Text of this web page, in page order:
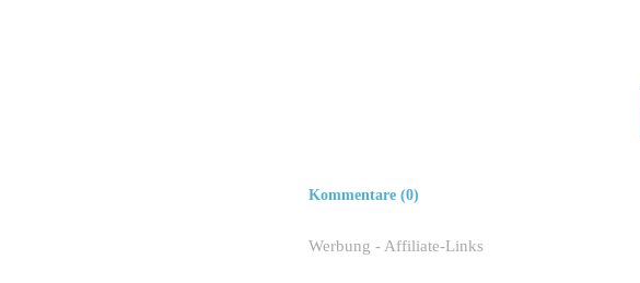
Kommentare (0)
Werbung - Affiliate-Links